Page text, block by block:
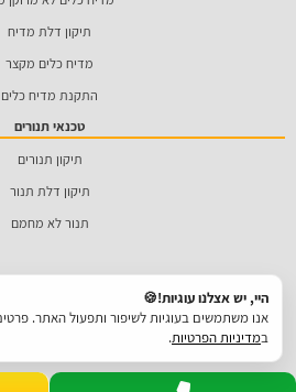
תיקון דלת מדיח
מדיח כלים מקצר
התקנת מדיח כלים
טכנאי תנורים
תיקון תנורים
תיקון דלת תנור
תנור לא מחמם
היי, יש אצלנו עוגיות!🍪
אנו משתמשים בעוגיות לשיפור ותפעול האתר.
במדיניות הפרטיות.